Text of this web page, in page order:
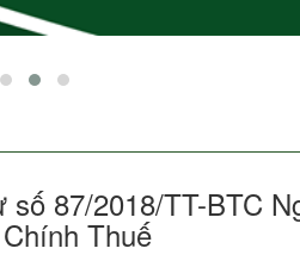
87/2018/TT-BTC
Thuế